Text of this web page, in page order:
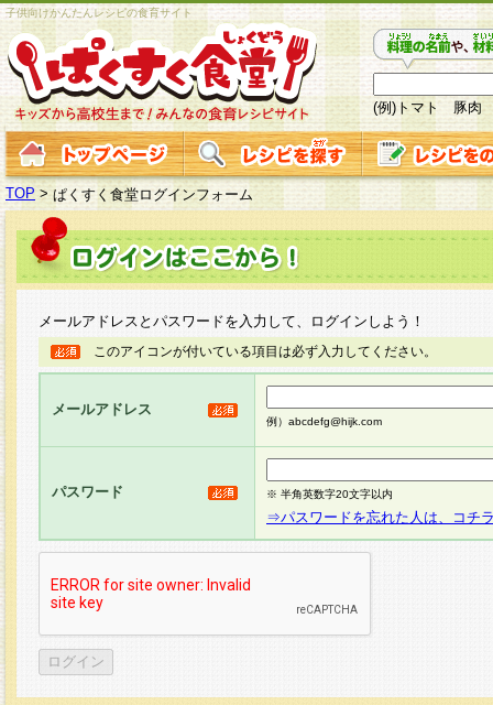
子供向けかんたんレシピの食育サイト
(例)トマト 豚肉
TOP > ぱくすく食堂ログインフォーム
メールアドレスとパスワードを入力して、ログインしよう！
このアイコンが付いている項目は必ず入力してください。
メールアドレス
例）abcdefg@hijk.com
パスワード ※ 半角英数字20文字以内
⇒パスワードを忘れた人は、コチ